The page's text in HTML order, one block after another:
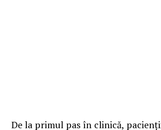
De la primul pas în clinică,